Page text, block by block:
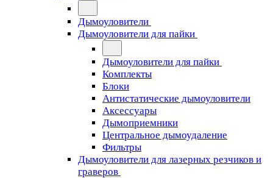
Дымоуловители
Дымоуловители для пайки
Дымоуловители для пайки
Комплекты
Блоки
Антистатические дымоуловители
Аксессуары
Дымоприемники
Центральное дымоудаление
Фильтры
Дымоуловители для лазерных резчиков и
граверов